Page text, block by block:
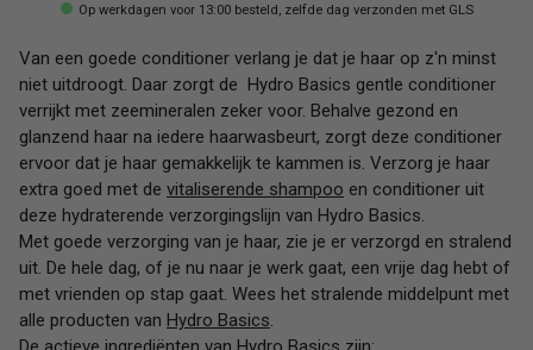
Op werkdagen voor 13:00 besteld, zelfde dag verzonden met GLS
Van een goede conditioner verlang je dat je haar op z'n minst
niet uitdroogt. Daar zorgt de Hydro Basics gentle conditioner
verrijkt met zeemineralen zeker voor. Behalve gezond en
glanzend haar na iedere haarwasbeurt, zorgt deze conditioner
ervoor dat je haar gemakkelijk te kammen is. Verzorg je haar
extra goed met de vitaliserende shampoo en conditioner uit
deze hydraterende verzorgingslijn van Hydro Basics.
Met goede verzorging van je haar, zie je er verzorgd en stralend
uit. De hele dag, of je nu naar je werk gaat, een vrije dag hebt of
met vrienden op stap gaat. Wees het stralende middelpunt met
alle producten van Hydro Basics.